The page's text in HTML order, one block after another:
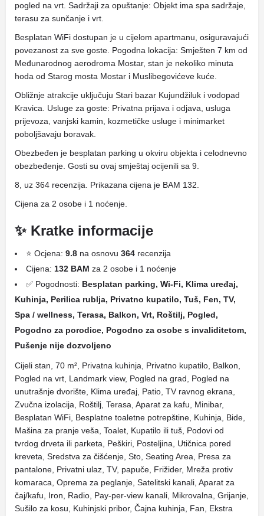
pogled na vrt. Sadržaji za opuštanje: Objekt ima spa sadržaje,
terasu za sunčanje i vrt.
Besplatan WiFi dostupan je u cijelom apartmanu, osiguravajući
povezanost za sve goste. Pogodna lokacija: Smješten 7 km od
Međunarodnog aerodroma Mostar, stan je nekoliko minuta
hoda od Starog mosta Mostar i Muslibegovićeve kuće.
Obližnje atrakcije uključuju Stari bazar Kujundžiluk i vodopad
Kravica. Usluge za goste: Privatna prijava i odjava, usluga
prijevoza, vanjski kamin, kozmetičke usluge i minimarket
poboljšavaju boravak.
Obezbeđen je besplatan parking u okviru objekta i celodnevno
obezbeđenje. Gosti su ovaj smještaj ocijenili sa 9.
8, uz 364 recenzija. Prikazana cijena je BAM 132.
Cijena za 2 osobe i 1 noćenje.
✨ Kratke informacije
⭐ Ocjena: 9.8 na osnovu 364 recenzija
Cijena: 132 BAM za 2 osobe i 1 noćenje
✅ Pogodnosti: Besplatan parking, Wi-Fi, Klima uređaj,
Kuhinja, Perilica rublja, Privatno kupatilo, Tuš, Fen, TV,
Spa / wellness, Terasa, Balkon, Vrt, Roštilj, Pogled,
Pogodno za porodice, Pogodno za osobe s invaliditetom,
Pušenje nije dozvoljeno
Cijeli stan, 70 m², Privatna kuhinja, Privatno kupatilo, Balkon,
Pogled na vrt, Landmark view, Pogled na grad, Pogled na
unutrašnje dvorište, Klima uređaj, Patio, TV ravnog ekrana,
Zvučna izolacija, Roštilj, Terasa, Aparat za kafu, Minibar,
Besplatan WiFi, Besplatne toaletne potrepštine, Kuhinja, Bide,
Mašina za pranje veša, Toalet, Kupatilo ili tuš, Podovi od
tvrdog drveta ili parketa, Peškiri, Posteljina, Utičnica pored
kreveta, Sredstva za čišćenje, Sto, Seating Area, Presa za
pantalone, Privatni ulaz, TV, papuče, Frižider, Mreža protiv
komaraca, Oprema za peglanje, Satelitski kanali, Aparat za
čaj/kafu, Iron, Radio, Pay-per-view kanali, Mikrovalna, Grijanje,
Sušilo za kosu, Kuhinjski pribor, Čajna kuhinja, Fan, Ekstra